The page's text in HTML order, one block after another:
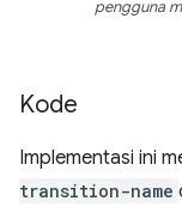
pengguna
Kode
Implementasi ini
transition-name